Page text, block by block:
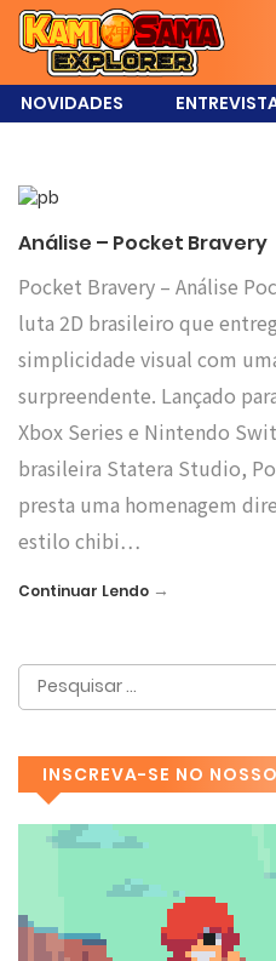
NOVIDADES
Análise – Pocket Bravery
Pocket Bravery – Análise
luta 2D brasileiro que
simplicidade visual com
surpreendente. Lançado
Xbox Series e Nintendo
brasileira Statera Studio,
presta uma homenagem
estilo chibi…
Continuar Lendo →
INSCREVA-SE NO